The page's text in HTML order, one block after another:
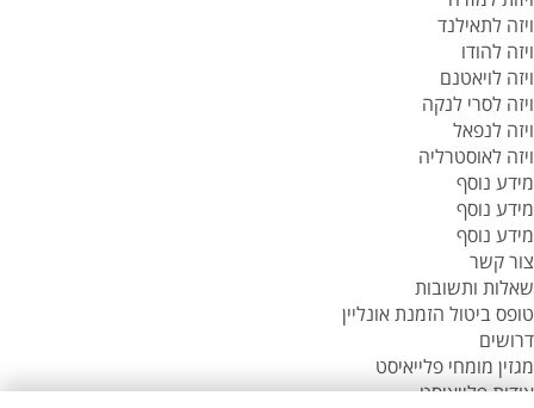
ויזה לתאילנד
ויזה להודו
ויזה לויאטנם
ויזה לסרי לנקה
ויזה לנפאל
ויזה לאוסטרליה
מידע נוסף
מידע נוסף
מידע נוסף
צור קשר
שאלות ותשובות
טופס ביטול הזמנת אונליין
דרושים
מגזין מומחי פלייאיסט
אודות פלייאיסט